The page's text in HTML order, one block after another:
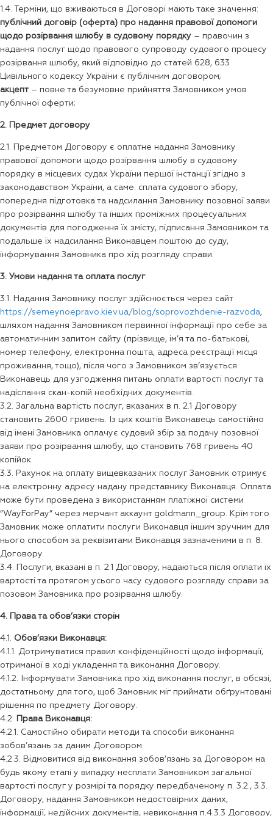
1.4. Терміни, що вживаються в Договорі мають таке значення:
публічний договір (оферта) про надання правової допомоги
щодо розірвання шлюбу в судовому порядку – правочин з
надання послуг щодо правового супроводу судового процесу
розірвання шлюбу, який відповідно до статей 628, 633
Цивільного кодексу України є публічним договором;
акцепт – повне та безумовне прийняття Замовником умов
публічної оферти;
2. Предмет договору
2.1. Предметом Договору є оплатне надання Замовнику
правової допомоги щодо розірвання шлюбу в судовому
порядку в місцевих судах України першої інстанції згідно з
законодавством України, а саме: сплата судового збору,
попередня підготовка та надсилання Замовнику позовної заяви
про розірвання шлюбу та інших проміжних процесуальних
документів для погодження їх змісту, підписання Замовником та
подальше їх надсилання Виконавцем поштою до суду,
інформування Замовника про хід розгляду справи.
3. Умови надання та оплата послуг
3.1. Надання Замовнику послуг здійснюється через сайт
https://semeynoepravo.kiev.ua/blog/soprovozhdenie-razvoda,
шляхом надання Замовником первинної інформації про себе за
автоматичним запитом сайту (прізвище, ім’я та по-батькові,
номер телефону, електронна пошта, адреса реєстрації місця
проживання, тощо), після чого з Замовником зв’язується
Виконавець для узгодження питань оплати вартості послуг та
надіслання скан-копій необхідних документів.
3.2. Загальна вартість послуг, вказаних в п. 2.1 Договору
становить 2600 гривень. Із цих коштів Виконавець самостійно
від імені Замовника оплачує судовий збір за подачу позовної
заяви про розірвання шлюбу, що становить 768 гривень 40
копійок.
3.3. Рахунок на оплату вищевказаних послуг Замовник отримує
на електронну адресу надану представнику Виконавця. Оплата
може бути проведена з використанням платіжної системи
“WayForPay” через мерчант аккаунт goldmann_group. Крім того
Замовник може оплатити послуги Виконавця іншим зручним для
нього способом за реквізитами Виконавця зазначеними в п. 8.
Договору.
3.4. Послуги, вказані в п. 2.1 Договору, надаються після оплати їх
вартості та протягом усього часу судового розгляду справи за
позовом Замовника про розірвання шлюбу.
4. Права та обов’язки сторін
4.1. Обов’язки Виконавця:
4.1.1. Дотримуватися правил конфіденційності щодо інформації,
отриманої в ході укладення та виконання Договору.
4.1.2. Інформувати Замовника про хід виконання послуг, в обсязі,
достатньому для того, щоб Замовник міг приймати обґрунтовані
рішення по предмету Договору.
4.2.
Права Виконавця:
4.2.1. Самостійно обирати методи та способи виконання
зобов’язань за даним Договором.
4.2.3. Відмовитися від виконання зобов’язань за Договором на
будь якому етапі у випадку несплати Замовником загальної
вартості послуг у розмірі та порядку передбаченому п. 3.2., 3.3.
Договору, надання Замовником недостовірних даних,
інформації, недійсних документів, невиконання п.4.3.3 Договору,